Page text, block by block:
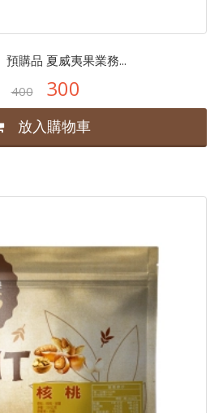
預購品 夏威夷果業務...
400
300
放入購物車